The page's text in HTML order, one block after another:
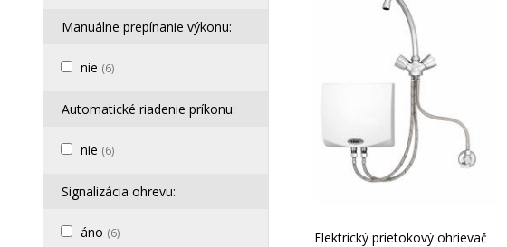
Manuálne prepínanie výkonu:
nie (6)
Automatické riadenie príkonu:
nie (6)
Signalizácia ohrevu:
áno (6)
Elektrický prietokový ohrievač